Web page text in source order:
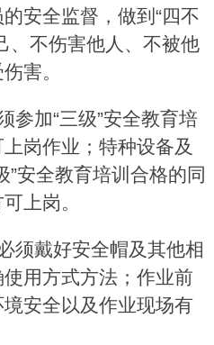
安全监督，做到“四不
、不伤害他人、不被他
害。
参加“三级”安全教育培
岗作业；特种设备及
”安全教育培训合格的同
上岗。
须戴好安全帽及其他相
用方式方法；作业前
安全以及作业现场有